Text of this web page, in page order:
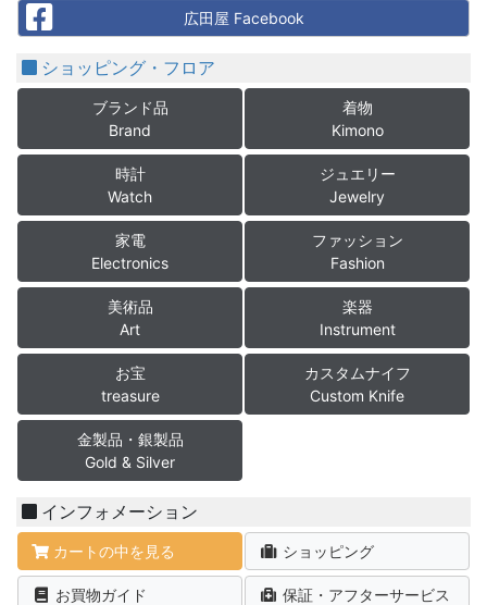
Facebook 広田屋 Facebook
ショッピング・フロア
ブランド品
Brand
着物
Kimono
時計
Watch
ジュエリー
Jewelry
家電
Electronics
ファッション
Fashion
美術品
Art
楽器
Instrument
お宝
treasure
カスタムナイフ
Custom Knife
金製品・銀製品
Gold & Silver
インフォメーション
カートの中を見る ショッピング
お買物ガイド 保証・アフターサービス